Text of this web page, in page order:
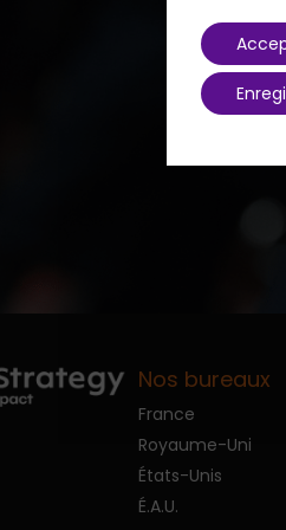
Nos bureaux
France
Royaume-Uni
États-Unis
É.A.U.